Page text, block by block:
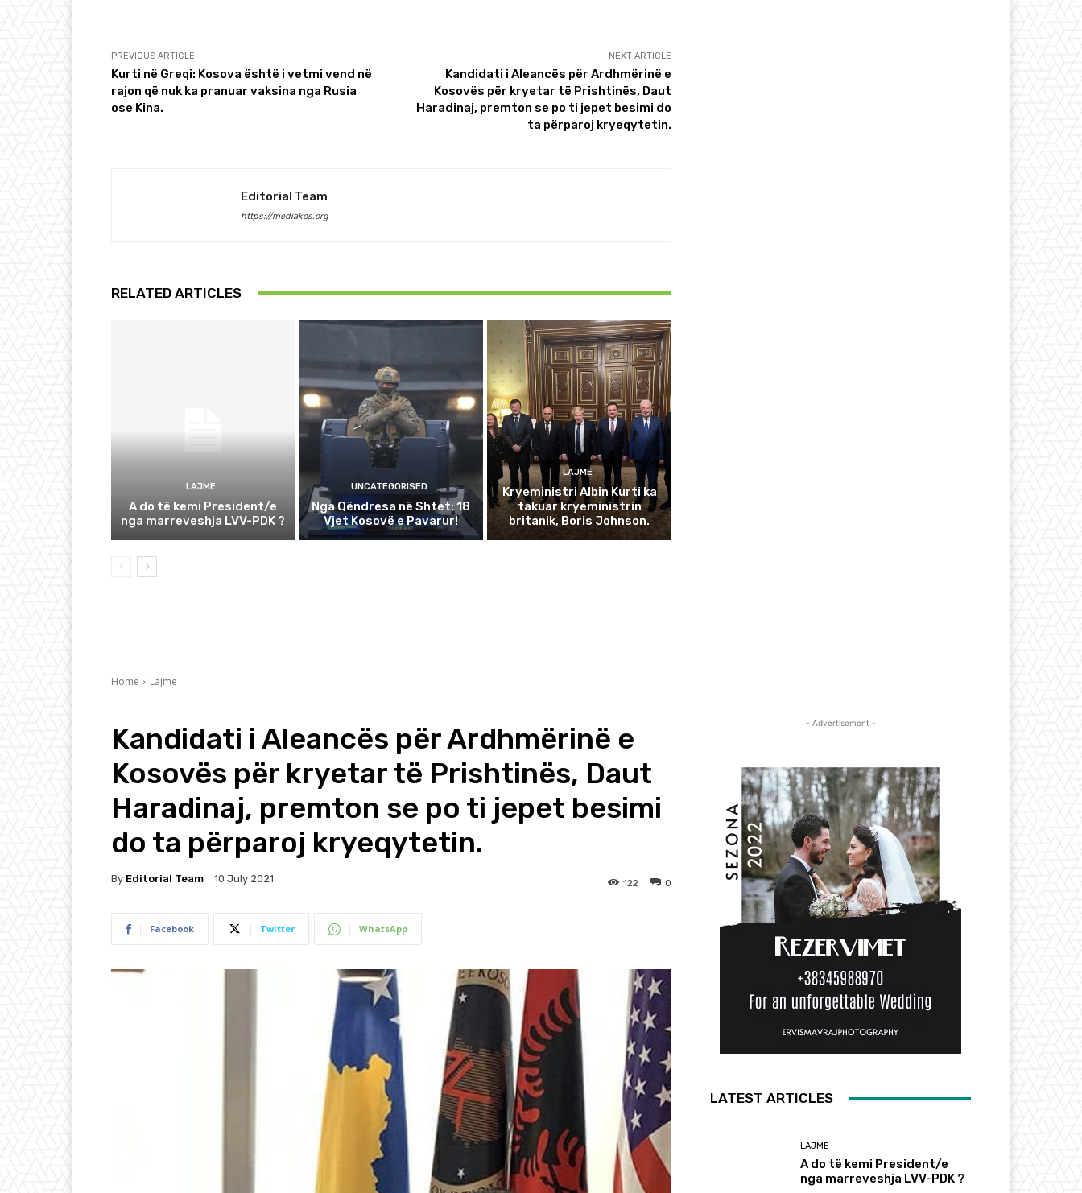
PREVIOUS ARTICLE
Kurti në Greqi: Kosova është i vetmi vend në
rajon që nuk ka pranuar vaksina nga Rusia
ose Kina.
NEXT ARTICLE
Kandidati i Aleancës për Ardhmërinë e
Kosovës për kryetar të Prishtinës, Daut
Haradinaj, premton se po ti jepet besimi do
ta përparoj kryeqytetin.
Editorial Team
https://mediakos.org
RELATED ARTICLES
LAJME
A do të kemi President/e
nga marreveshja LVV-PDK ?
UNCATEGORISED
Nga Qëndresa në Shtet: 18
Vjet Kosovë e Pavarur!
LAJME
Kryeministri Albin Kurti ka
takuar kryeministrin
britanik, Boris Johnson.